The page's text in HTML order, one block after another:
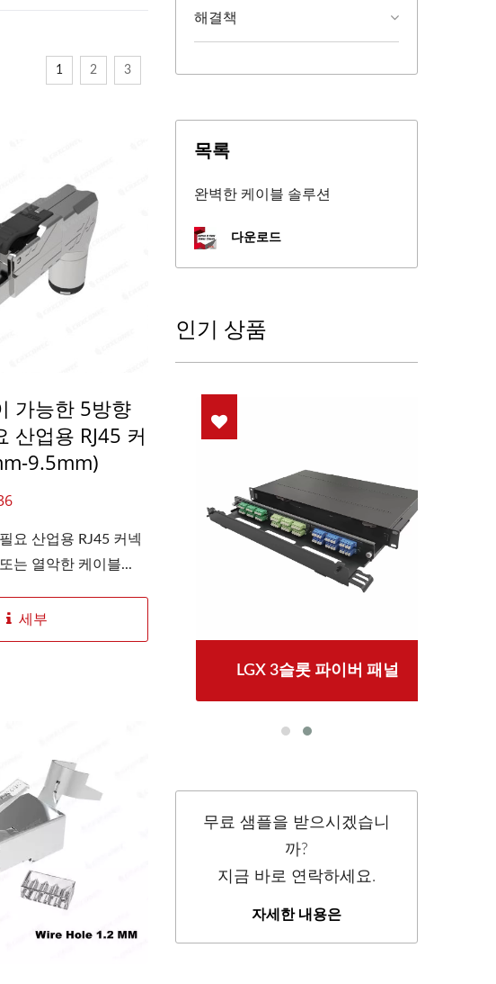
1 2 3
가능한 5방향
산업용 RJ45 커
9.5mm)
요 산업용 RJ45 커넥
는 열악한 케이블...
세부
해결책
목록
완벽한 케이블 솔루션
다운로드
인기 상품
LGX 3슬롯 파이버 패널
무료 샘플을 받으시겠습니
까?
지금 바로 연락하세요.
자세한 내용은